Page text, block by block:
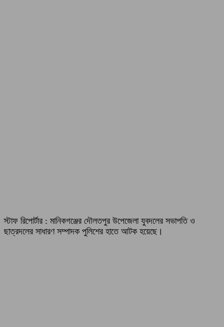
স্টাফ রিপোর্টার : মানিকগঞ্জের দৌলতপুর উপেজেলা যুবদলের সভাপতি ও
ছাত্রদলের সাধারণ সম্পাদক পুলিশের হাতে আটক হয়েছে।